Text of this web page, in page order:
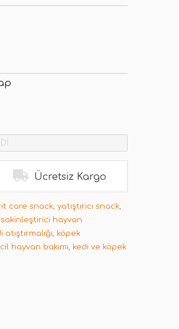
Ücretsiz Kargo
care snack, yatıştırıcı snack,
sakinleştirici hayvan
atıştırmalığı, köpek
hayvan bakımı, kedi ve köpek